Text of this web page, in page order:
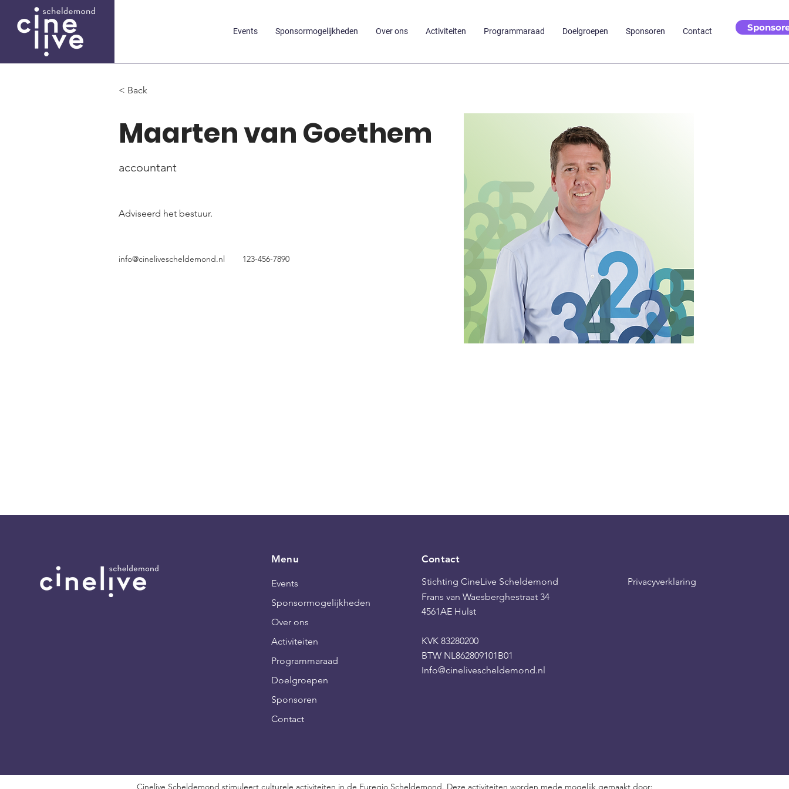
Events Sponsormogelijkheden Over ons Activiteiten Programmaraad Doelgroepen Sponsoren Contact
< Back
Maarten van Goethem
accountant
Adviseerd het bestuur.
info@cinelivescheldemond.nl 123-456-7890
Menu
Events
Sponsormogelijkheden
Over ons
Activiteiten
Programmaraad
Doelgroepen
Sponsoren
Contact
Contact
Stichting CineLive Scheldemond
Frans van Waesberghestraat 34
4561AE Hulst
KVK 83280200
BTW NL862809101B01
Info@cinelivescheldemond.nl
Privacyverklaring
Cinelive Scheldemond stimuleert culturele activiteiten in de Euregio Scheldemond. Deze activiteiten worden mede mogelijk gemaakt door: